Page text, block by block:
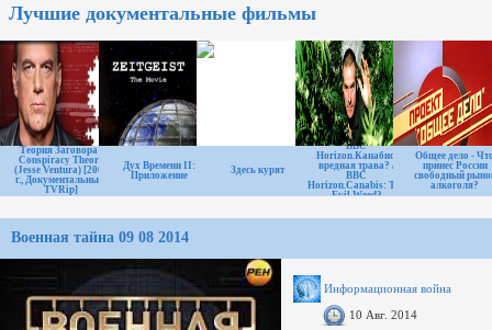
Лучшие документальные фильмы
Теория Заговора /
Conspiracy Theory
(Jesse Ventura) [2009
г., Документальный,
TVRip]
Дух Времени II:
Приложение
Здесь курят
ВВС
Horizon.Канабис:
вредная трава? /
BBC
Horizon.Canabis: The
Evil Weed?
Общее дело -
принес России
свободный
алкоголя?
Военная тайна 09 08 2014
Информационная война
10 Авг. 2014